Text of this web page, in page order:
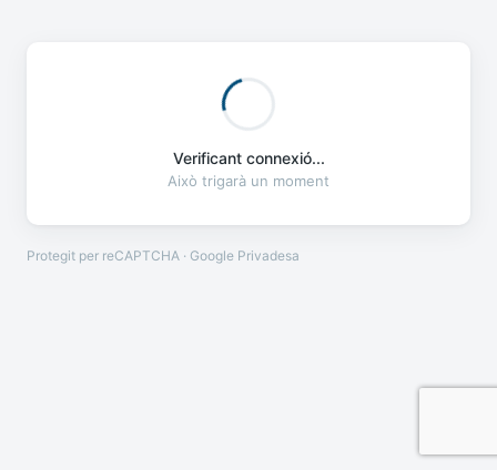
Verificant connexió...
Això trigarà un moment
Protegit per reCAPTCHA · Google Privadesa